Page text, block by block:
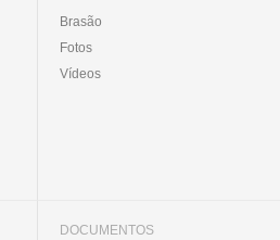
Brasão
Fotos
Vídeos
DOCUMENTOS